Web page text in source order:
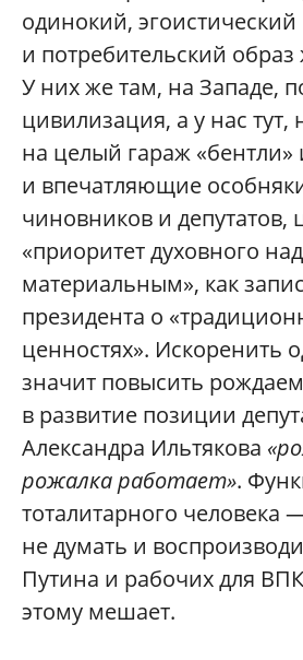
одинокий, эгоистический
и потребительский
У них же там, на Западе,
цивилизация, а у нас тут,
на целый гараж «бентли»
и впечатляющие
чиновников и депутатов,
«приоритет духовного над
материальным», как
президента о
ценностях». Искоренить
значит повысить
в развитие позиции
Александра Ильтякова
рожалка работает».
тоталитарного человека
не думать и
Путина и рабочих для
этому мешает.